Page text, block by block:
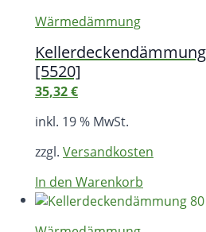
Wärmedämmung
[5520]
35,32€
inkl. 19 % MwSt.
zzgl. Versandkosten
In den Warenkorb